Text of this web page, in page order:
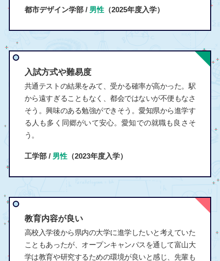
都市デザイン学部 / 男性（2025年度入学）
入試方式や難易度
共通テストの結果をみて、受かる確率が高かった。駅
から遠すぎることもなく、都会ではないが不便もなさ
そう。興味のある勉強ができそう。愛知県から進学す
る人も多く同郷がいて安心。愛知での就職も良さそ
う。
工学部 / 男性（2023年度入学）
教育内容が良い
高校入学後から県内の大学に進学したいと考えていた
こともあったが、オープンキャンパスを通して富山大
学は教育や研究するための環境が良いと感じ、先輩も